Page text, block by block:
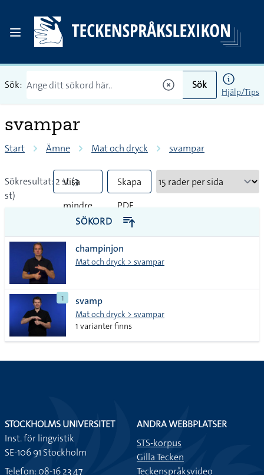
Sök: Sök
Hjälp/Tips
svampar
Start Ämne Mat och dryck svampar
Sökresultat: 2 st (3
st)
Visa
mindre
tecken
Skapa
PDF
SÖKORD
champinjon
Mat och dryck > svampar
1 svamp
Mat och dryck > svampar
1 varianter finns
STOCKHOLMS UNIVERSITET
Inst. för lingvistik
SE-106 91 Stockholm
Telefon: 08-16 23 47
ANDRA WEBBPLATSER
STS-korpus
Gilla Tecken
Teckenspråksvideo